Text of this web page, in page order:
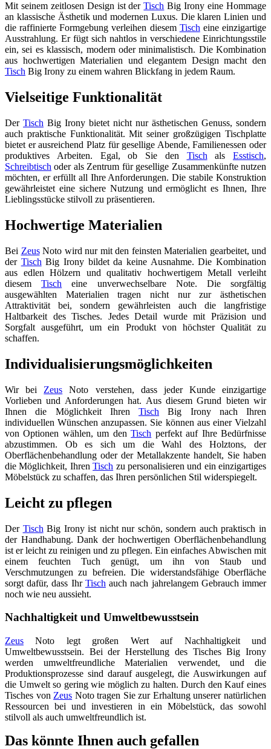
Mit seinem zeitlosen Design ist derTisch Big Irony eine Hommage
an klassische Ästhetik und modernen Luxus. Die klaren Linien und
die raffinierte Formgebung verleihen diesem Tisch eine einzigartige
Ausstrahlung. Er fügt sich nahtlos in verschiedene Einrichtungsstile
ein, sei es klassisch, modern oder minimalistisch. Die Kombination
aus hochwertigen Materialien und elegantem Design macht den
Tisch Big Irony zu einem wahren Blickfang in jedem Raum.
Vielseitige Funktionalität
Der Tisch Big Irony bietet nicht nur ästhetischen Genuss, sondern
auch praktische Funktionalität. Mit seiner großzügigen Tischplatte
bietet er ausreichend Platz für gesellige Abende, Familienessen oder
produktives Arbeiten. Egal, ob Sie den Tisch als Esstisch,
Schreibtisch oder als Zentrum für gesellige Zusammenkünfte nutzen
möchten, er erfüllt all Ihre Anforderungen. Die stabile Konstruktion
gewährleistet eine sichere Nutzung und ermöglicht es Ihnen, Ihre
Lieblingsstücke stilvoll zu präsentieren.
Hochwertige Materialien
Bei ZeusNoto wird nur mit den feinsten Materialien gearbeitet, und
der Tisch Big Irony bildet da keine Ausnahme. Die Kombination
aus edlen Hölzern und qualitativ hochwertigem Metall verleiht
diesemTisch eine unverwechselbare Note. Die sorgfältig
ausgewählten Materialien tragen nicht nur zur ästhetischen
Attraktivität bei, sondern gewährleisten auch die langfristige
Haltbarkeit des Tisches. Jedes Detail wurde mit Präzision und
Sorgfalt ausgeführt, um ein Produkt von höchster Qualität zu
schaffen.
Individualisierungsmöglichkeiten
Wir bei Zeus Noto verstehen, dass jeder Kunde einzigartige
Vorlieben und Anforderungen hat. Aus diesem Grund bieten wir
Ihnen die Möglichkeit Ihren Tisch Big Irony nach Ihren
individuellen Wünschen anzupassen. Sie können aus einer Vielzahl
von Optionen wählen, um denTisch perfekt auf Ihre Bedürfnisse
abzustimmen. Ob es sich um die Wahl des Holztons, der
Oberflächenbehandlung oder der Metallakzente handelt, Sie haben
die Möglichkeit, IhrenTisch zu personalisieren und ein einzigartiges
Möbelstück zu schaffen, das Ihren persönlichen Stil widerspiegelt.
Leicht zu pflegen
Der Tisch Big Irony ist nicht nur schön, sondern auch praktisch in
der Handhabung. Dank der hochwertigen Oberflächenbehandlung
ist er leicht zu reinigen und zu pflegen. Ein einfaches Abwischen mit
einem feuchten Tuch genügt, um ihn von Staub und
Verschmutzungen zu befreien. Die widerstandsfähige Oberfläche
sorgt dafür, dass Ihr Tisch auch nach jahrelangem Gebrauch immer
noch wie neu aussieht.
Nachhaltigkeit und Umweltbewusstsein
Zeus Noto legt großen Wert auf Nachhaltigkeit und
Umweltbewusstsein. Bei der Herstellung des Tisches Big Irony
werden umweltfreundliche Materialien verwendet, und die
Produktionsprozesse sind darauf ausgelegt, die Auswirkungen auf
die Umwelt so gering wie möglich zu halten. Durch den Kauf eines
Tisches von Zeus Noto tragen Sie zur Erhaltung unserer natürlichen
Ressourcen bei und investieren in ein Möbelstück, das sowohl
stilvoll als auch umweltfreundlich ist.
Das könnte Ihnen auch gefallen